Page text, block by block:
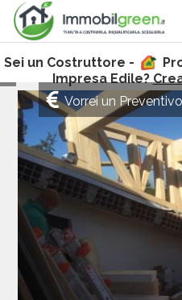
Sei un Costruttore -
Impresa Edile?
Vorrei un